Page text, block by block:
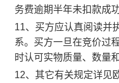
务费逾期半年未扣款成
11、买方应认真阅读并
系。买方一旦在竞价过
时认可实物质量、数量
12、其它有关规定详见